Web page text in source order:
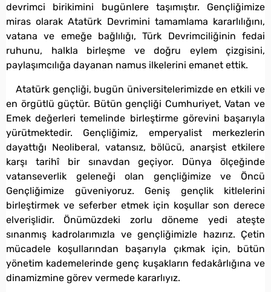
devrimci birikimini bugünlere taşımıştır. Gençliğimize
miras olarak Atatürk Devrimini tamamlama kararlılığını,
vatana ve emeğe bağlılığı, Türk Devrimciliğinin fedai
ruhunu, halkla birleşme ve doğru eylem çizgisini,
paylaşımcılığa dayanan namus ilkelerini emanet ettik.
Atatürk gençliği, bugün üniversitelerimizde en etkili ve
en örgütlü güçtür. Bütün gençliği Cumhuriyet, Vatan ve
Emek değerleri temelinde birleştirme görevini başarıyla
yürütmektedir. Gençliğimiz, emperyalist merkezlerin
dayattığı Neoliberal, vatansız, bölücü, anarşist etkilere
karşı tarihî bir sınavdan geçiyor. Dünya ölçeğinde
vatanseverlik geleneği olan gençliğimize ve Öncü
Gençliğimize güveniyoruz. Geniş gençlik kitlelerini
birleştirmek ve seferber etmek için koşullar son derece
elverişlidir. Önümüzdeki zorlu döneme yedi ateşte
sınanmış kadrolarımızla ve gençliğimizle hazırız. Çetin
mücadele koşullarından başarıyla çıkmak için, bütün
yönetim kademelerinde genç kuşakların fedakârlığına ve
dinamizmine görev vermede kararlıyız.